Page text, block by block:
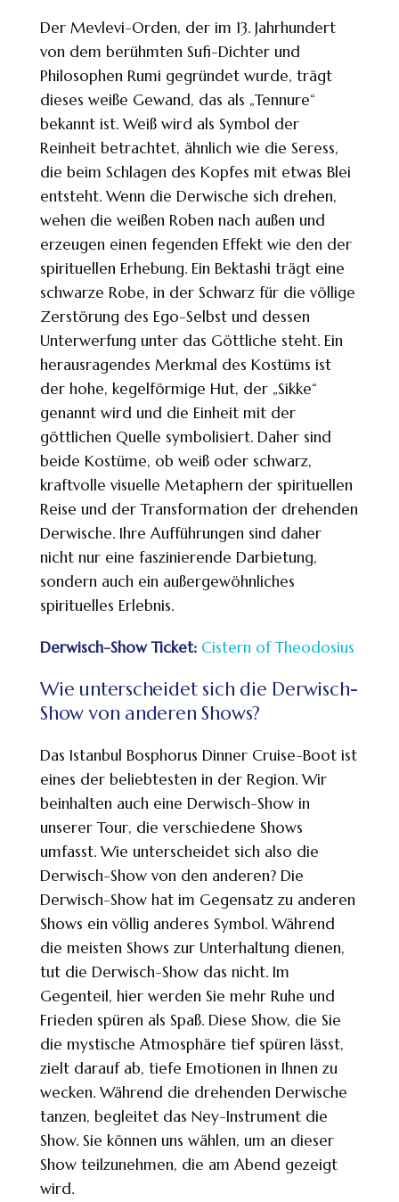
Der Mevlevi-Orden, der im 13. Jahrhundert
von dem berühmten Sufi-Dichter und
Philosophen Rumi gegründet wurde, trägt
dieses weiße Gewand, das als „Tennure“
bekannt ist. Weiß wird als Symbol der
Reinheit betrachtet, ähnlich wie die Seress,
die beim Schlagen des Kopfes mit etwas Blei
entsteht. Wenn die Derwische sich drehen,
wehen die weißen Roben nach außen und
erzeugen einen fegenden Effekt wie den der
spirituellen Erhebung. Ein Bektashi trägt eine
schwarze Robe, in der Schwarz für die völlige
Zerstörung des Ego-Selbst und dessen
Unterwerfung unter das Göttliche steht. Ein
herausragendes Merkmal des Kostüms ist
der hohe, kegelförmige Hut, der „Sikke“
genannt wird und die Einheit mit der
göttlichen Quelle symbolisiert. Daher sind
beide Kostüme, ob weiß oder schwarz,
kraftvolle visuelle Metaphern der spirituellen
Reise und der Transformation der drehenden
Derwische. Ihre Aufführungen sind daher
nicht nur eine faszinierende Darbietung,
sondern auch ein außergewöhnliches
spirituelles Erlebnis.
Derwisch-Show Ticket: Cistern of Theodosius
Wie unterscheidet sich die Derwisch-
Show von anderen Shows?
Das Istanbul Bosphorus Dinner Cruise-Boot ist
eines der beliebtesten in der Region. Wir
beinhalten auch eine Derwisch-Show in
unserer Tour, die verschiedene Shows
umfasst. Wie unterscheidet sich also die
Derwisch-Show von den anderen? Die
Derwisch-Show hat im Gegensatz zu anderen
Shows ein völlig anderes Symbol. Während
die meisten Shows zur Unterhaltung dienen,
tut die Derwisch-Show das nicht. Im
Gegenteil, hier werden Sie mehr Ruhe und
Frieden spüren als Spaß. Diese Show, die Sie
die mystische Atmosphäre tief spüren lässt,
zielt darauf ab, tiefe Emotionen in Ihnen zu
wecken. Während die drehenden Derwische
tanzen, begleitet das Ney-Instrument die
Show. Sie können uns wählen, um an dieser
Show teilzunehmen, die am Abend gezeigt
wird.